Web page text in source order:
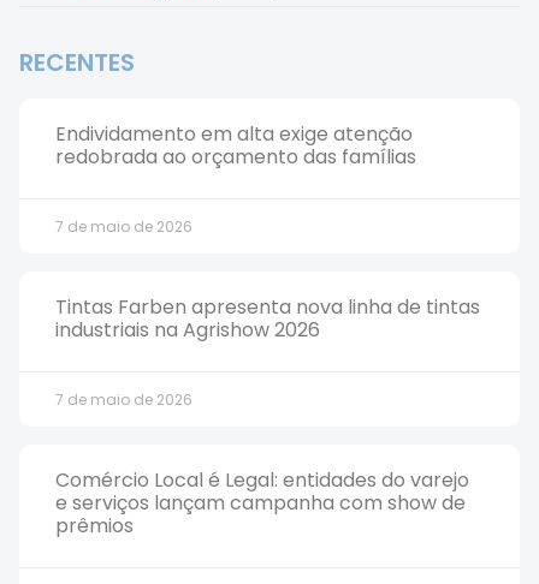
RECENTES
Endividamento em alta exige atenção
redobrada ao orçamento das famílias
7 de maio de 2026
Tintas Farben apresenta nova linha de tintas
industriais na Agrishow 2026
7 de maio de 2026
Comércio Local é Legal: entidades do varejo
e serviços lançam campanha com show de
prêmios